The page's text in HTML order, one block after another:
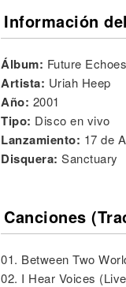
Información
Álbum: Future
Artista: Uriah Heep
Año: 2001
Tipo: Disco en vivo
Lanzamiento: 17 de
Disquera:Sanctuary
Canciones
01. Between Two
02. I Hear Voices